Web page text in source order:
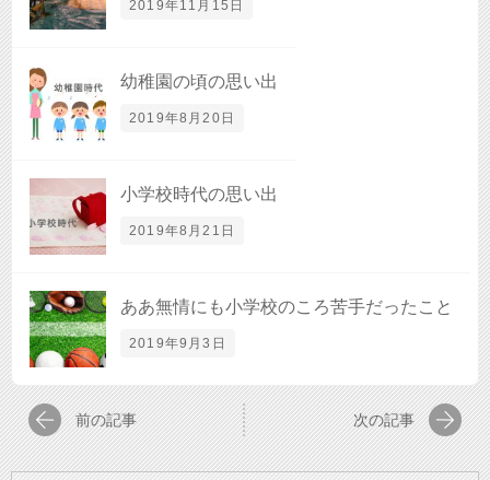
2019年11月15日
幼稚園の頃の思い出
2019年8月20日
小学校時代の思い出
2019年8月21日
ああ無情にも小学校のころ苦手だったこと
2019年9月3日
前の記事 次の記事